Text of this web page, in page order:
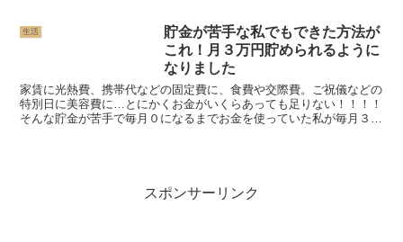
生活
貯金が苦手な私でもできた方法が
これ！月３万円貯められるように
なりました
家賃に光熱費、携帯代などの固定費に、食費や交際費。ご祝儀などの
特別日に美容費に…とにかくお金がいくらあっても足りない！！！！
そんな貯金が苦手で毎月０になるまでお金を使っていた私が毎月３万
スポンサーリンク